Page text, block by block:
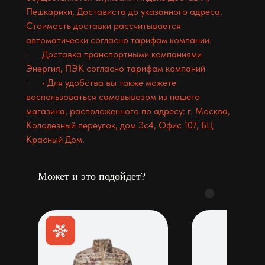
Пешкарики, Достависта до указанного адреса.
Стоимость доставки рассчитывается
автоматически согласно тарифам компании.
· Доставка транспортными компаниями
Энергия, ПЭК согласно тарифам компаний
· • Для удобства вы также можете
воспользоваться самовывозом из нашего
магазина, расположенного по адресу: г. Москва,
Колодезный переулок, дом 3с4, Офис 107, БЦ
Красный Дом.
Может и это подойдет?